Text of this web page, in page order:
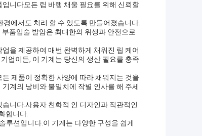
니다모든 립 바램 채울 필요를 위해 신뢰할
에서도 처리 할 수 있도록 만들어졌습니다.
품입술 발암은 최대한의 위생과 안전으로
을 제공하여 매번 완벽하게 채워진 립 케어
업이든, 이 기계는 당신의 생산 필요를 충족
제품이 정확한 사양에 따라 채워지는 것을
계의 낭비와 불일치에 작별 인사를 해 주세
니다.사용자 친화적 인 디자인과 직관적인
합니다.
루션입니다.이 기계는 다양한 구성을 쉽게